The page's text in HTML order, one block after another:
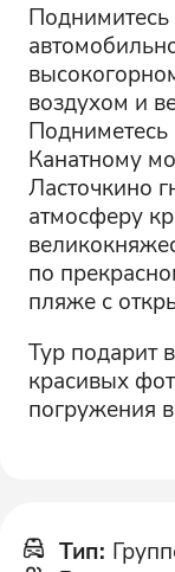
воздухом и
Канатному
Ласточкино
атмосферу
по
пляже с
Тур подарит
красивых
погружения
Тип: